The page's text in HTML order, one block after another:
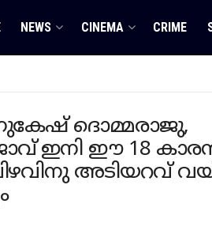
NEWS CINEMA CRIME
ദൊമ്മരാജു,
ഇനി ഈ 18
അടിയറവ്